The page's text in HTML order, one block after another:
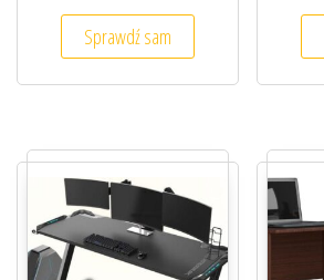
Sprawdź sam